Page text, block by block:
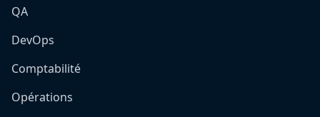
QA
DevOps
Comptabilité
Opérations